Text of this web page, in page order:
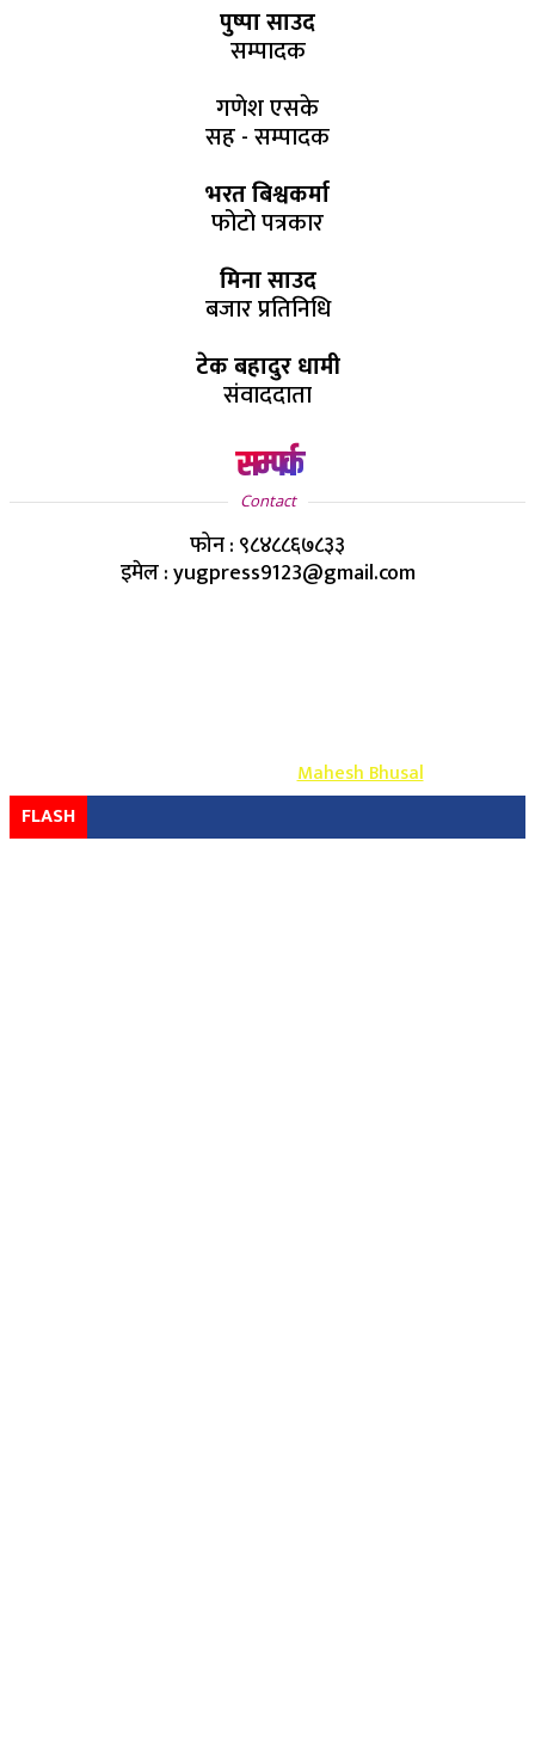
पुष्पा साउद
सम्पादक
गणेश एसके
सह - सम्पादक
भरत बिश्वकर्मा
फोटो पत्रकार
मिना साउद
बजार प्रतिनिधि
टेक बहादुर धामी
संवाददाता
सम्पर्क
Contact
फोन : ९८४८८६७८३३
इमेल : yugpress9123@gmail.com
Design & Develop By-Mahesh Bhusal
FLASH